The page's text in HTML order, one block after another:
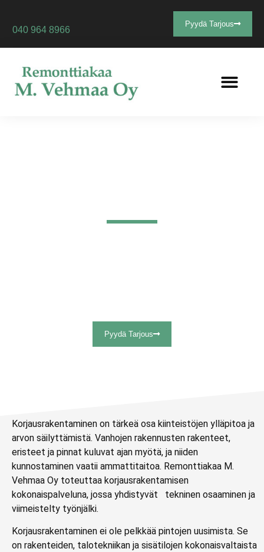
040 964 8966
Pyydä Tarjous
Pyydä Tarjous
Korjausrakentaminen on tärkeä osa kiinteistöjen ylläpitoa ja
arvon säilyttämistä. Vanhojen rakennusten rakenteet,
eristeet ja pinnat kuluvat ajan myötä, ja niiden
kunnostaminen vaatii ammattitaitoa. Remonttiakaa M.
Vehmaa Oy toteuttaa korjausrakentamisen
kokonaispalveluna, jossa yhdistyvät tekninen osaaminen ja
viimeistelty työnjälki.
Korjausrakentaminen ei ole pelkkää pintojen uusimista. Se
on rakenteiden, talotekniikan ja sisätilojen kokonaisvaltaista